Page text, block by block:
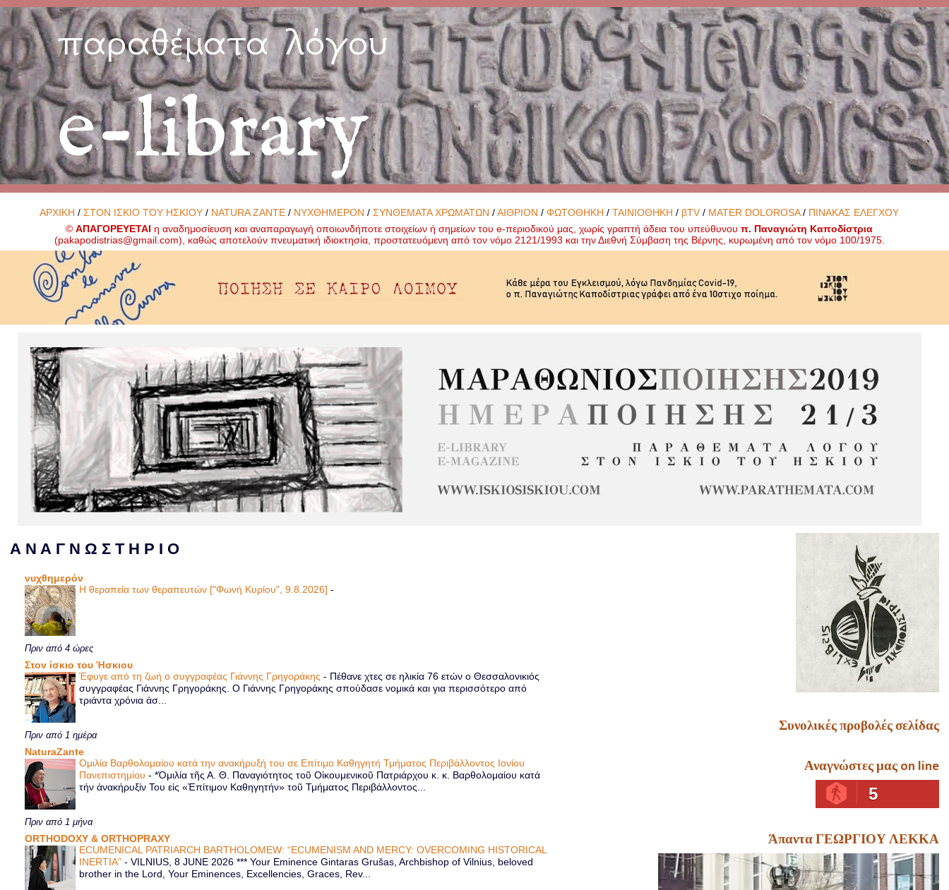
παραθέματα λόγου
e-library
ΑΡΧΙΚΗ /ΣΤΟΝ ΙΣΚΙΟ ΤΟΥ ΗΣΚΙΟΥ / NATURA ZANTE / ΝΥΧΘΗΜΕΡΟΝ /ΣΥΝΘΕΜΑΤΑ ΧΡΩΜΑΤΩΝ /ΑΙΘΡΙΟΝ /ΦΩΤΟΘΗΚΗ /ΤΑΙΝΙΟΘΗΚΗ / βTV / MATER DOLOROSA/ ΠΙΝΑΚΑΣ ΕΛΕΓΧΟΥ
©ΑΠΑΓΟΡΕΥΕΤΑΙ η αναδημοσίευση και αναπαραγωγή οποιωνδήποτε στοιχείων ή σημείων του e-περιοδικού μας, χωρίς γραπτή άδεια του υπεύθυνουπ. Παναγιώτη Καποδίστρια
(pakapodistrias@gmail.com), καθώς αποτελούν πνευματική ιδιοκτησία, προστατευόμενη από τον νόμο 2121/1993 και την Διεθνή Σύμβαση της Βέρνης, κυρωμένη από τον νόμο 100/1975.
Α Ν Α Γ Ν Ω Σ Τ Η Ρ Ι Ο
νυχθημερόν
Η θεραπεία των θεραπευτών ["Φωνή Κυρίου", 9.8.2026]-
Πριν από 4 ώρες
Στον ίσκιο του Ήσκιου
Έφυγε από τη ζωή ο συγγραφέας Γιάννης Γρηγοράκης- Πέθανε χτες σε ηλικία 76 ετών ο Θεσσαλονικιός
συγγραφέας Γιάννης Γρηγοράκης. Ο Γιάννης Γρηγοράκης σπούδασε νομικά και για περισσότερο από
τριάντα χρόνια άσ...
Πριν από 1 ημέρα
NaturaZante
Ομιλία Βαρθολομαίου κατά την ανακήρυξή του σε Επίτιμο Καθηγητή Τμήματος Περιβάλλοντος Ιονίου
Πανεπιστημίου-*Ὁμιλία τῆς Α. Θ. Παναγιότητος τοῦ Οἰκουμενικοῦ Πατριάρχου κ. κ. Βαρθολομαίου κατά
τήν ἀνακήρυξίν Του εἰς «Ἐπίτιμον Καθηγητήν» τοῦ Τμήματος Περιβάλλοντος...
Πριν από 1 μήνα
ORTHODOXY & ORTHOPRAXY
ECUMENICAL PATRIARCH BARTHOLOMEW: “ECUMENISM AND MERCY: OVERCOMING HISTORICAL
INERTIA”-VILNIUS, 8 JUNE 2026 *** Your Eminence Gintaras Grušas, Archbishop of Vilnius, beloved
brother in the Lord, Your Eminences, Excellencies, Graces, Rev...
Συνολικές προβολές σελίδας
Αναγνώστες μας on line
5
Άπαντα ΓΕΩΡΓΙΟΥ ΛΕΚΚΑ